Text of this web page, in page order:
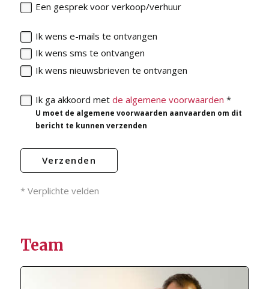
Een gesprek voor verkoop/verhuur
Ik wens e-mails te ontvangen
Ik wens sms te ontvangen
Ik wens nieuwsbrieven te ontvangen
Ik ga akkoord met de algemene voorwaarden *
U moet de algemene voorwaarden aanvaarden om dit
bericht te kunnen verzenden
Verzenden
* Verplichte velden
Team